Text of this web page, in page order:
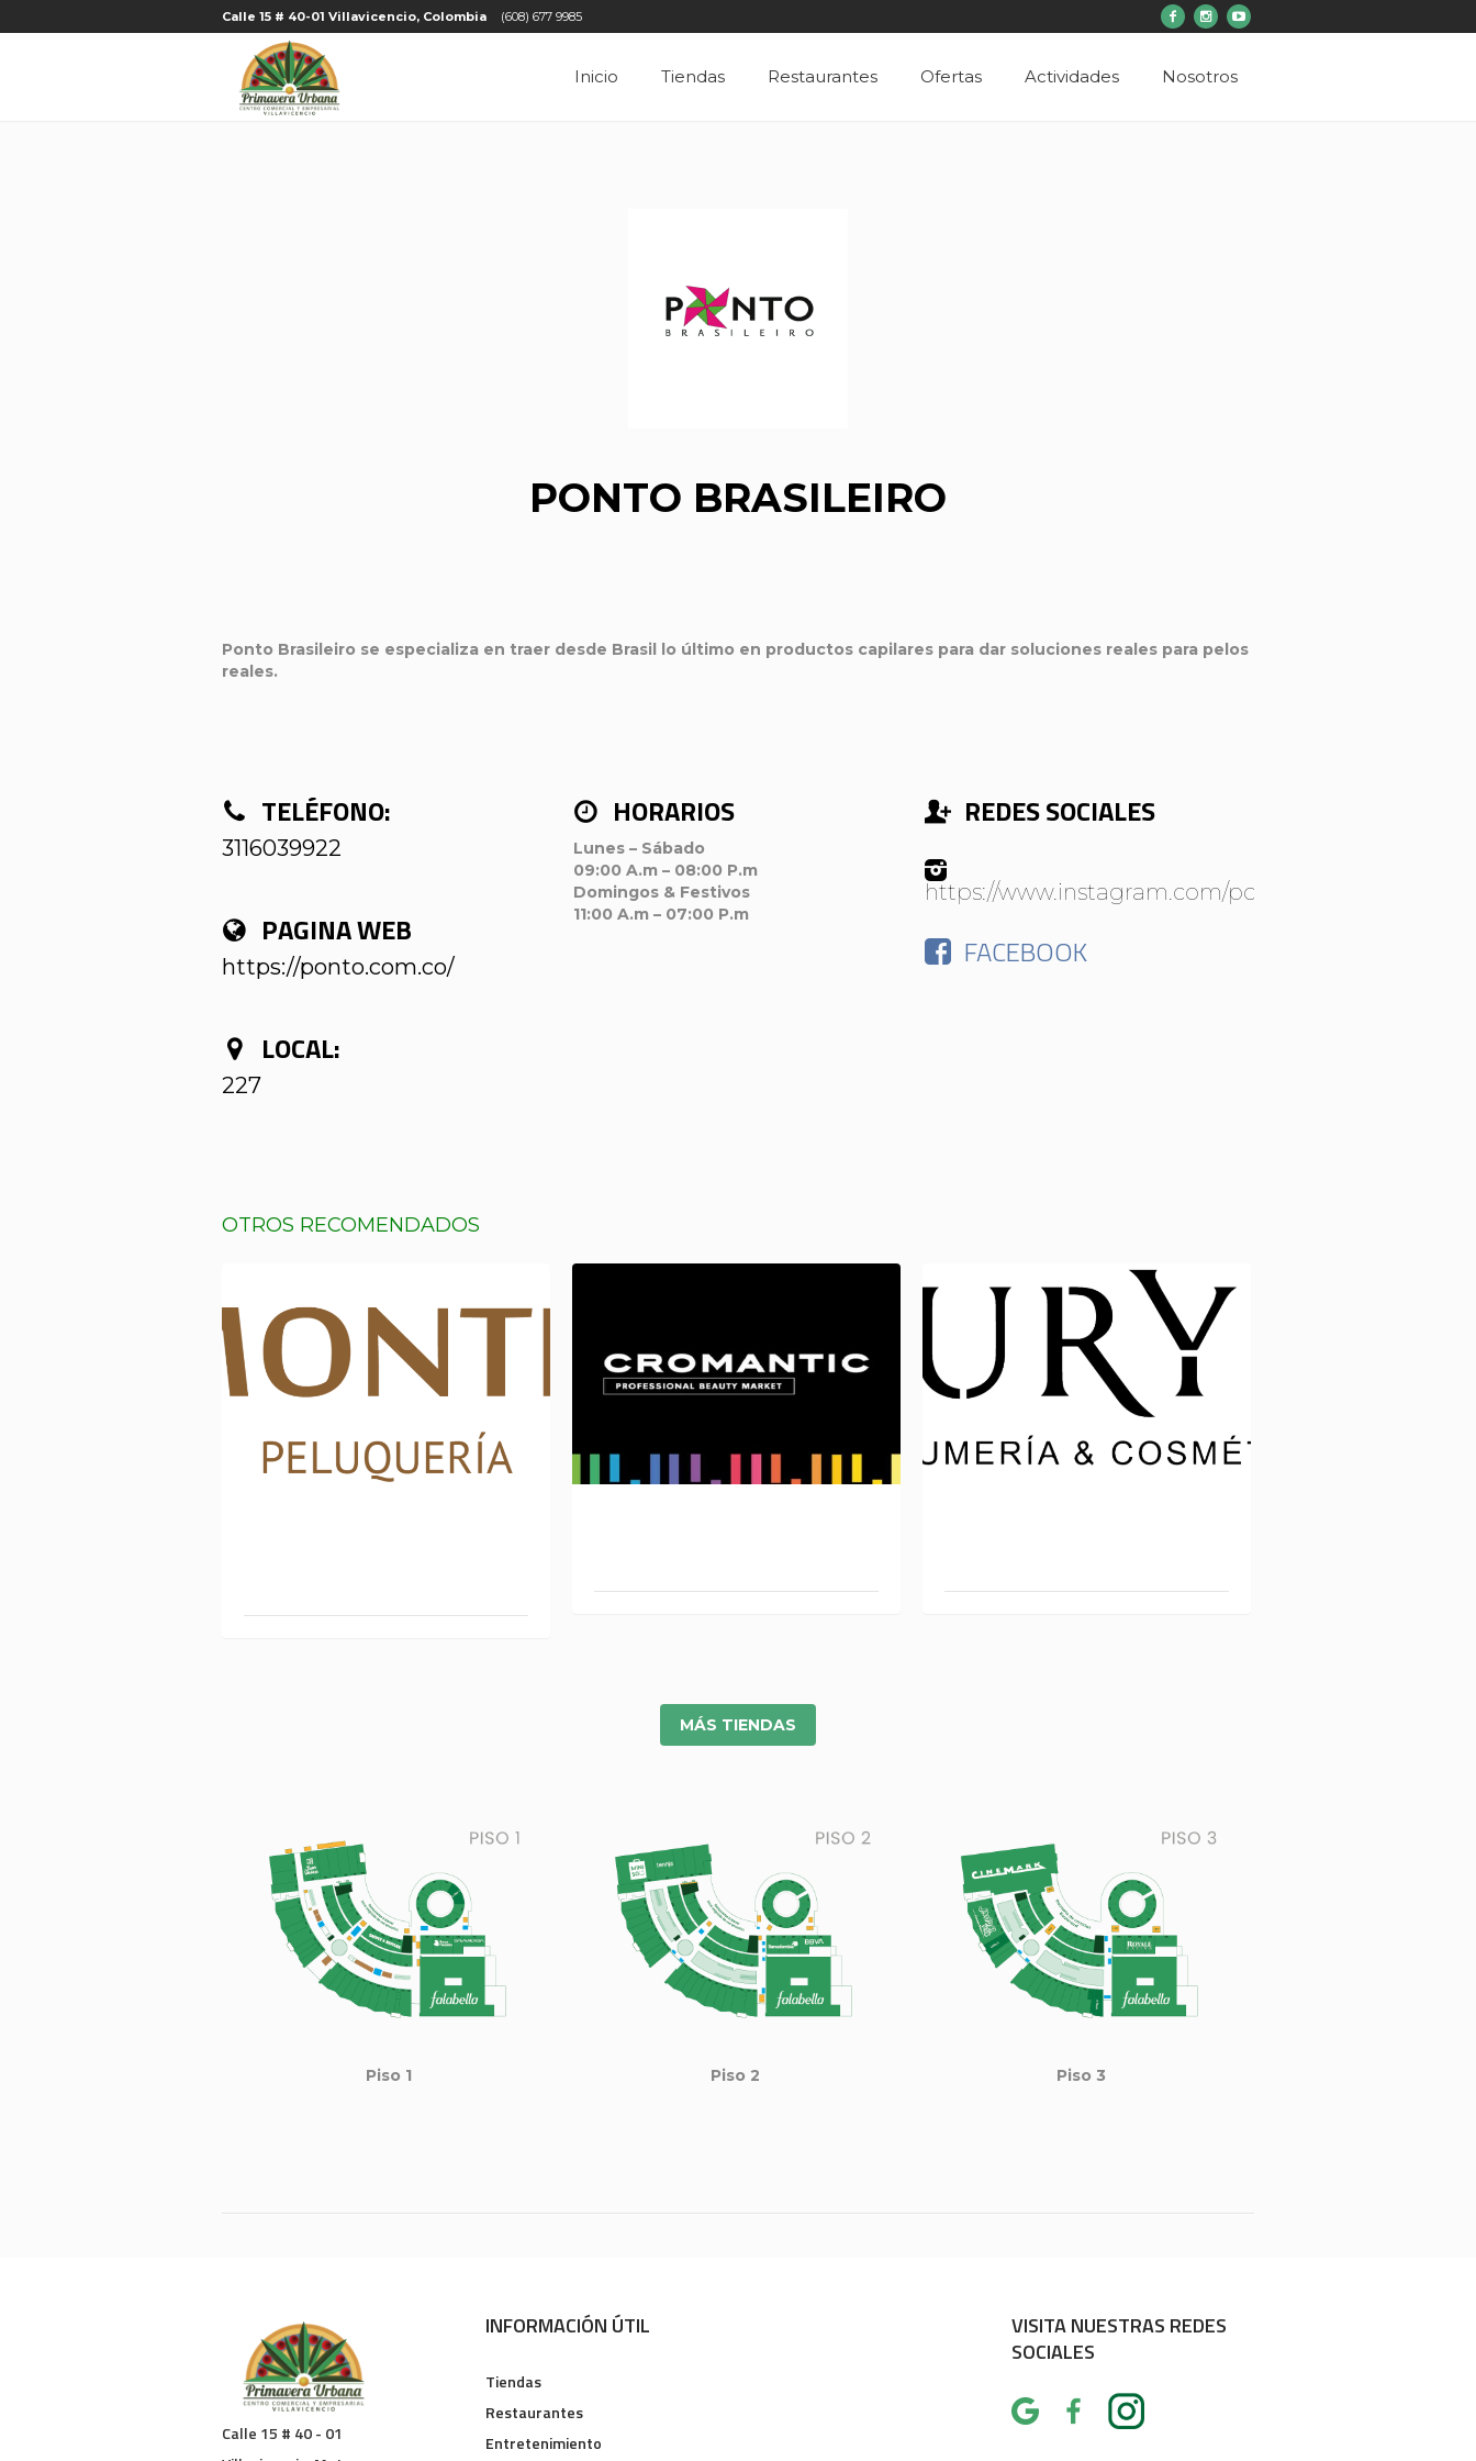
Calle 15 # 40-01 Villavicencio, Colombia (608) 677 9985
Inicio Tiendas Restaurantes Ofertas Actividades Nosotros
PONTO BRASILEIRO
Ponto Brasileiro se especializa en traer desde Brasil lo último en productos capilares para dar soluciones reales para pelos
reales.
TELÉFONO:
3116039922
PAGINA WEB
https://ponto.com.co/
LOCAL:
227
HORARIOS
Lunes – Sábado
09:00 A.m – 08:00 P.m
Domingos & Festivos
11:00 A.m – 07:00 P.m
REDES SOCIALES
https://www.instagram.com/pontovillavicencio/
FACEBOOK
OTROS RECOMENDADOS
MÁS TIENDAS
Piso 1 Piso 2 Piso 3
Calle 15 # 40 - 01
INFORMACIÓN ÚTIL
Tiendas
Restaurantes
Entretenimiento
VISITA NUESTRAS REDES
SOCIALES